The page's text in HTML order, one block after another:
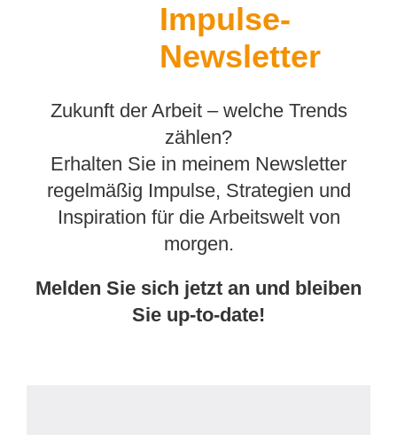
Impulse-
Newsletter
Zukunft der Arbeit – welche Trends
zählen?
Erhalten Sie in meinem Newsletter
regelmäßig Impulse, Strategien und
Inspiration für die Arbeitswelt von
morgen.
Melden Sie sich jetzt an und bleiben
Sie up-to-date!